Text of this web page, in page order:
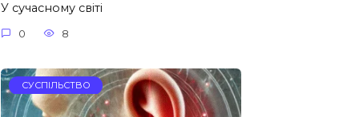
У сучасному світі
0 8
СУСПІЛЬСТВО